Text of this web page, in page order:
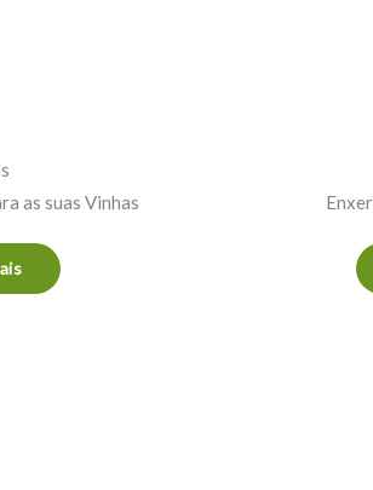
as suas Vinhas